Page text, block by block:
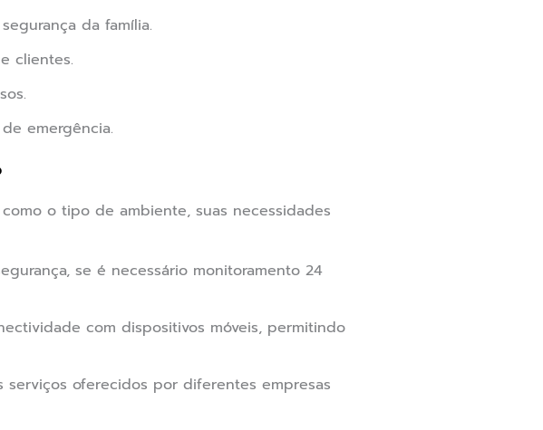
da família.
clientes.
emergência.
o tipo de ambiente, suas necessidades
se é necessário monitoramento 24
com dispositivos móveis, permitindo
oferecidos por diferentes empresas